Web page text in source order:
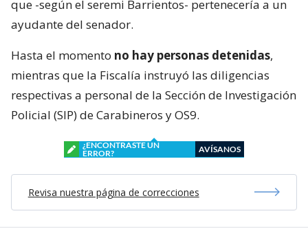
que -según el seremi Barrientos- pertenecería a un
ayudante del senador.
Hasta el momento no hay personas detenidas,
mientras que la Fiscalía instruyó las diligencias
respectivas a personal de la Sección de Investigación
Policial (SIP) de Carabineros y OS9.
¿ENCONTRASTE UN
ERROR?
AVÍSANOS
Revisa nuestra página de correcciones